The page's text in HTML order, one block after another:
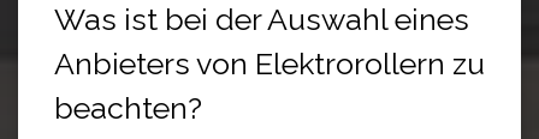
Was ist bei der Auswahl eines
Anbieters von Elektrorollern zu
beachten?